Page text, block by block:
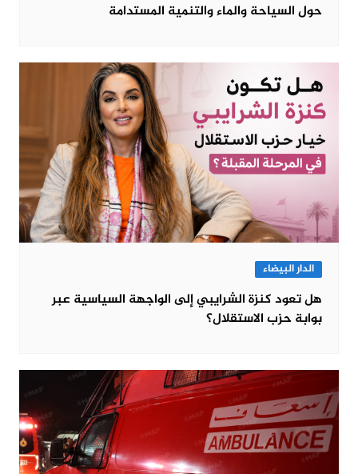
حول السياحة والماء والتنمية المستدامة
الدار البيضاء
هل تعود كنزة الشرايبي إلى الواجهة السياسية عبر
بوابة حزب الاستقلال؟